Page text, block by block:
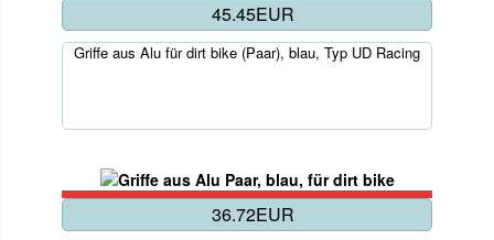
45.45EUR
Griffe aus Alu für dirt bike (Paar), blau, Typ UD Racing
36.72EUR